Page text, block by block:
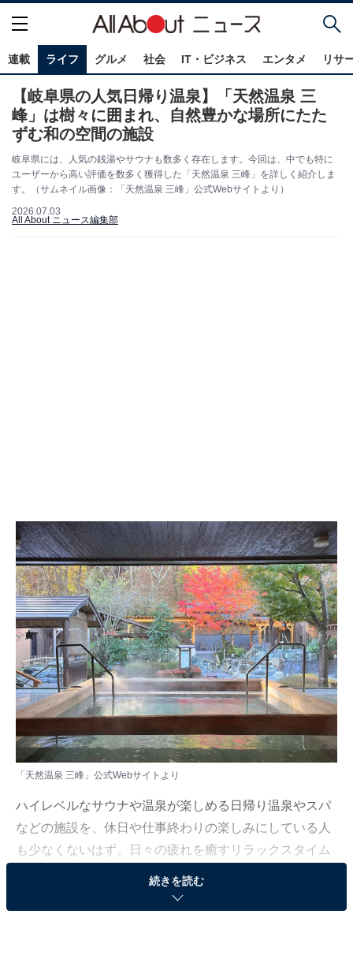
連載 ライフ グルメ 社会 IT・ビジネス エンタメ リサ
【岐阜県の人気日帰り温泉】「天然温泉 三
峰」は樹々に囲まれ、自然豊かな場所にたた
ずむ和の空間の施設
岐阜県には、人気の銭湯やサウナも数多く存在します。今回は、中でも特に
ユーザーから高い評価を数多く獲得した「天然温泉 三峰」を詳しく紹介しま
す。（サムネイル画像：「天然温泉 三峰」公式Webサイトより）
2026.07.03
All About ニュース編集部
「天然温泉 三峰」公式Webサイトより
ハイレベルなサウナや温泉が楽しめる日帰り温泉やスパ
などの施設を、休日や仕事終わりの楽しみにしている人
も少なくないはず。日々の疲れを癒すリラックスタイム
は、何物にも代えがたい時間ですよね。しかし、近年で
は高い人気をほこる施設も多く、どこに行けばよいか迷
続きを読む